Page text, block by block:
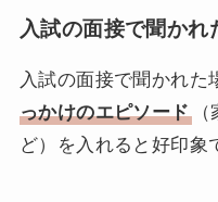
入試の面接で聞かれ
入試の面接で聞かれた
っかけのエピソード（
ど）を入れると好印象